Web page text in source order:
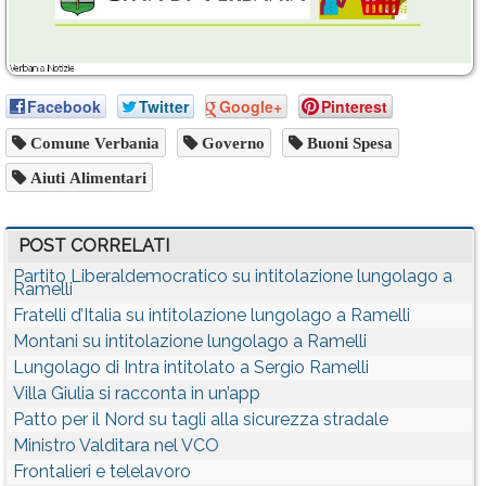
Facebook Twitter Google+ Pinterest
Comune Verbania Governo Buoni Spesa
Aiuti Alimentari
POST CORRELATI
Partito Liberaldemocratico su intitolazione lungolago a
Ramelli
Fratelli d’Italia su intitolazione lungolago a Ramelli
Montani su intitolazione lungolago a Ramelli
Lungolago di Intra intitolato a Sergio Ramelli
Villa Giulia si racconta in un’app
Patto per il Nord su tagli alla sicurezza stradale
Ministro Valditara nel VCO
Frontalieri e telelavoro